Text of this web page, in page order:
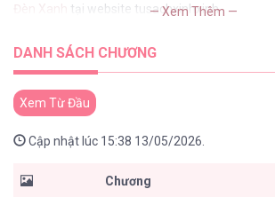
Đèn Xanh
tại website tusachxinhxinh
— Xem Thêm —
DANH SÁCH CHƯƠNG
Xem Từ Đầu
Cập nhật lúc 15:38 13/05/2026.
Chương